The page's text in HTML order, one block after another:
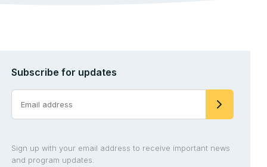
Subscribe for updates
Sign up with your email address to receive important news
and program updates.